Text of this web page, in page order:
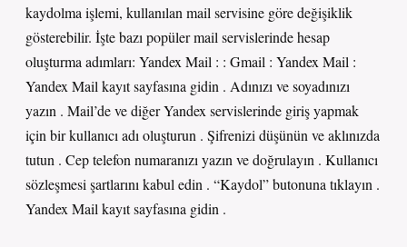
kaydolma işlemi, kullanılan mail servisine göre değişiklik
gösterebilir. İşte bazı popüler mail servislerinde hesap
oluşturma adımları: Yandex Mail : : Gmail : Yandex Mail :
Yandex Mail kayıt sayfasına gidin . Adınızı ve soyadınızı
yazın . Mail’de ve diğer Yandex servislerinde giriş yapmak
için bir kullanıcı adı oluşturun . Şifrenizi düşünün ve aklınızda
tutun . Cep telefon numaranızı yazın ve doğrulayın . Kullanıcı
sözleşmesi şartlarını kabul edin . “Kaydol” butonuna tıklayın .
Yandex Mail kayıt sayfasına gidin .